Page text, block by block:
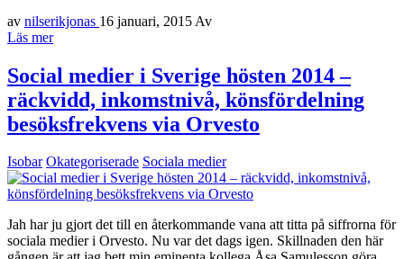
av nilserikjonas 16 januari, 2015 Av
Läs mer
Social medier i Sverige hösten 2014 –
räckvidd, inkomstnivå, könsfördelning
besöksfrekvens via Orvesto
Isobar Okategoriserade Sociala medier
Jah har ju gjort det till en återkommande vana att titta på siffrorna för
sociala medier i Orvesto. Nu var det dags igen. Skillnaden den här